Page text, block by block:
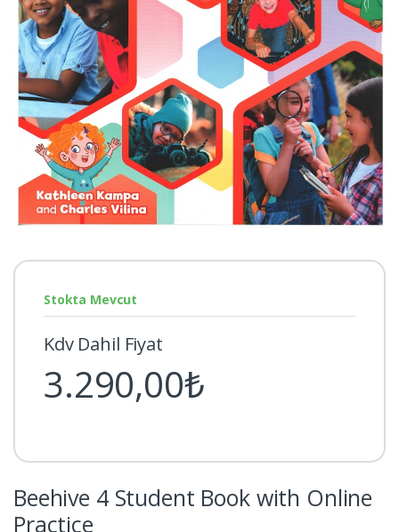
Beehive 4 Student Book with Online
Practice
Stokta Mevcut
Kdv Dahil Fiyat
3.290,00₺